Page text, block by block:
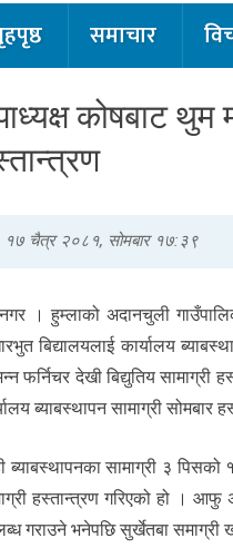
समाचार
कोषबाट थुम
१७ चैत्र २०८१, सोमबार १७:३९
। हुम्लाको अदानचुली
बिद्यालयलाई कार्यालय
फर्निचर देखी बिद्युतिय
ब्याबस्थापन सामाग्री सोमबार
ब्याबस्थापनका सामाग्री ३
हस्तान्त्रण गरिएको हो । आफु
गराउने भनेपछि सुर्खेतबा समाग्री